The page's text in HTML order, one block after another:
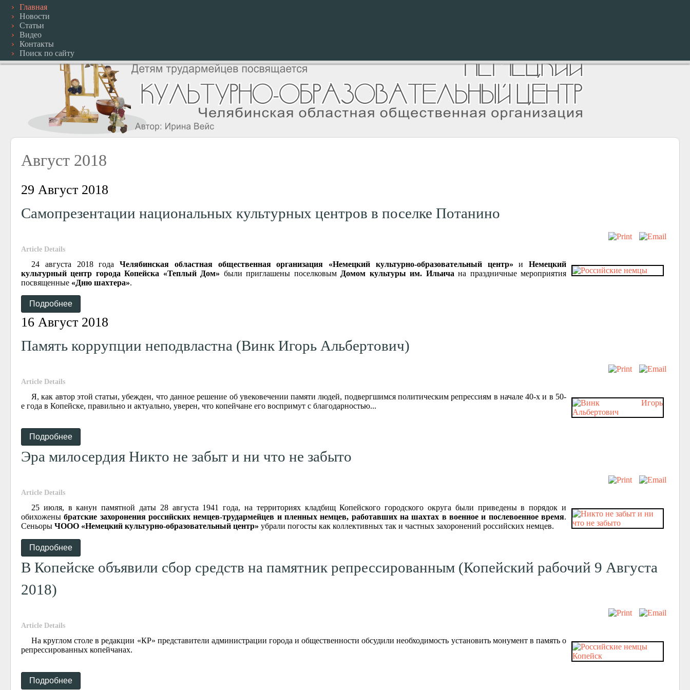
Главная
Новости
Статьи
Видео
Контакты
Поиск по сайту
Август 2018
29 Август 2018
Самопрезентации национальных культурных центров в поселке Потанино
Article Details
24 августа 2018 года Челябинская областная общественная организация «Немецкий культурно-образовательный центр» и Немецкий
культурный центр города Копейска «Теплый Дом» были приглашены поселковым Домом культуры им. Ильича на праздничные мероприятия
посвященные «Дню шахтера».
Подробнее
16 Август 2018
Память коррупции неподвластна (Винк Игорь Альбертович)
Article Details
Я, как автор этой статьи, убежден, что данное решение об увековечении памяти людей, подвергшимся политическим репрессиям в начале 40-х и в 50-
е года в Копейске, правильно и актуально, уверен, что копейчане его воспримут с благодарностью...
Подробнее
Эра милосердия Никто не забыт и ни что не забыто
Article Details
25 июля, в канун памятной даты 28 августа 1941 года, на территориях кладбищ Копейского городского округа были приведены в порядок и
обихоженыбратские захоронения российских немцев-трудармейцев и пленных немцев, работавших на шахтах в военное и послевоенное время.
Сеньоры ЧООО «Немецкий культурно-образовательный центр» убрали погосты как коллективных так и частных захоронений российских немцев.
Подробнее
В Копейске объявили сбор средств на памятник репрессированным (Копейский рабочий 9 Августа
2018)
Article Details
На круглом столе в редакции «КР» представители администрации города и общественности обсудили необходимость установить монумент в память о
репрессированных копейчанах.
Подробнее